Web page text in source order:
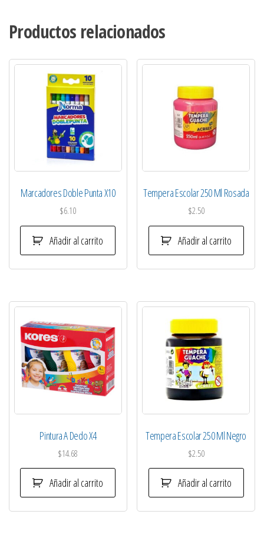
Productos relacionados
Marcadores Doble Punta X10
$6.10
Añadir al carrito
Tempera Escolar 250 Ml Rosada
$2.50
Añadir al carrito
Pintura A Dedo X4
$14.68
Añadir al carrito
Tempera Escolar 250 Ml Negro
$2.50
Añadir al carrito